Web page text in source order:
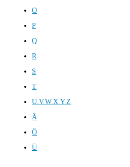
O
P
Q
R
S
T
U.V.W.X.Y.Z
Ä
Ö
Ü